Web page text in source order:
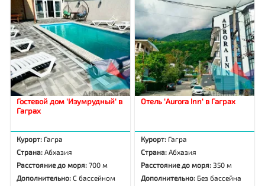
Гостевой дом 'Изумрудный' в
Гаграх
Курорт: Гагра
Страна: Абхазия
Расстояние до моря:700 м
Дополнительно:С бассейном
Отель 'Aurora Inn' в Гаграх
Курорт: Гагра
Страна: Абхазия
Расстояние до моря: 350 м
Дополнительно: Без бассейна